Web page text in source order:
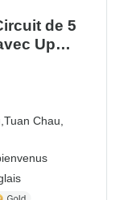
de 5
Up
Tuan Chau,